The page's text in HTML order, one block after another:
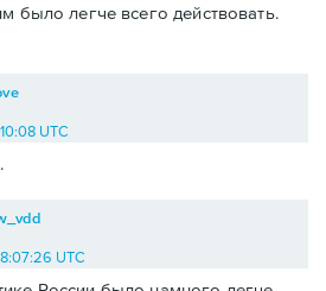
было легче всего действовать.
UTC
UTC